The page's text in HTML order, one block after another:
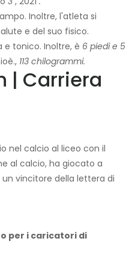
Inoltre, l'atleta si
e del suo fisico.
e tonico. Inoltre, è 6 piedi e 5
113 chilogrammi.
| Carriera
nel calcio al liceo con il
al calcio, ha giocato a
vincitore della lettera di
per i caricatori di